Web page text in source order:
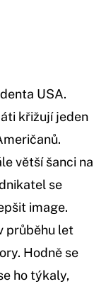
USA.
křižují jeden
větší šanci na
se
image.
průběhu let
Hodně se
ho týkaly,